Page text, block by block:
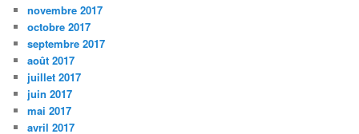
novembre 2017
octobre 2017
septembre 2017
août 2017
juillet 2017
juin 2017
mai 2017
avril 2017